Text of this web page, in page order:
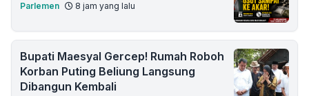
Parlemen 8 jam yang lalu
Bupati Maesyal Gercep! Rumah Roboh
Korban Puting Beliung Langsung
Dibangun Kembali